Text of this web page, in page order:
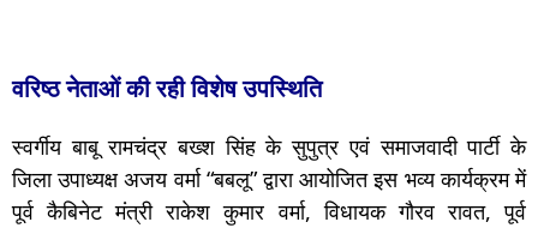
वरिष्ठ नेताओं की रही विशेष उपस्थिति
स्वर्गीय बाबू रामचंद्र बख्श सिंह के सुपुत्र एवं समाजवादी पार्टी के
जिला उपाध्यक्ष अजय वर्मा “बबलू” द्वारा आयोजित इस भव्य कार्यक्रम में
पूर्व कैबिनेट मंत्री राकेश कुमार वर्मा, विधायक गौरव रावत, पूर्व